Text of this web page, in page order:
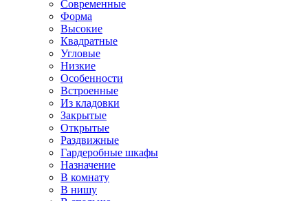
Современные
Форма
Высокие
Квадратные
Угловые
Низкие
Особенности
Встроенные
Из кладовки
Закрытые
Открытые
Раздвижные
Гардеробные шкафы
Назначение
В комнату
В нишу